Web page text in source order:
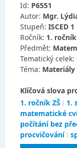
Id: P6551
Autor: Mgr.
Stupeň: ISCED 1
Ročník: 1. ročník
Předmět:
Tematický celek:
Téma:
Klíčová slova
1. ročník ZŠ
1.
matematické
počítání bez
procvičování